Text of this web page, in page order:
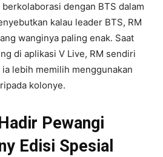
dengan BTS dalam
kalau leader BTS, RM
wanginya paling enak. Saat
di aplikasi V Live, RM sendiri
lebih memilih menggunakan
kolonye.
Pewangi
Edisi Spesial